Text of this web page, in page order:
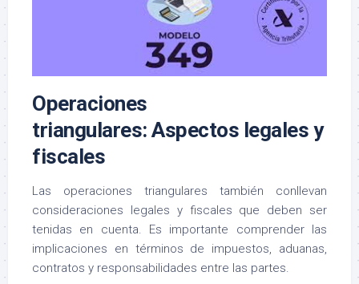
Operaciones
triangulares: Aspectos legales y
fiscales
Las operaciones triangulares también conllevan
consideraciones legales y fiscales que deben ser
tenidas en cuenta. Es importante comprender las
implicaciones en términos de impuestos, aduanas,
contratos y responsabilidades entre las partes.